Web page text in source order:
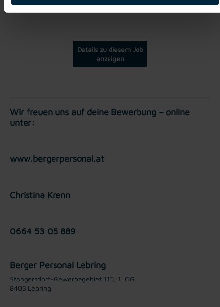
Innsbruck
Details zu diesem Job
anzeigen
Wir freuen uns auf deine Bewerbung – online
unter:
www.bergerpersonal.at
Christina Krenn
0664 53 05 889
Berger Personal Lebring
Stangersdorf-Gewerbegebiet 110, 1. OG
8403 Lebring